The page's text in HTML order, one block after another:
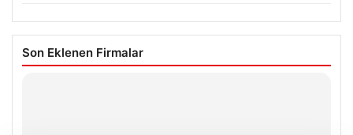
Son Eklenen Firmalar